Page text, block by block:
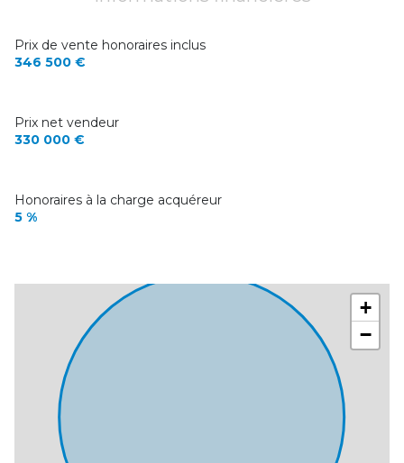
Prix de vente honoraires inclus
346 500 €
Prix net vendeur
330 000 €
Honoraires à la charge acquéreur
5 %
+
−